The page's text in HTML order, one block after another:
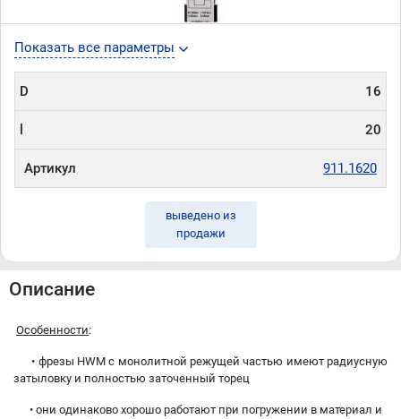
Показать все параметры
D 16
20
Артикул 911.1620
выведено из
продажи
Описание
Особенности:
• фрезы HWM с монолитной режущей частью имеют радиусную
затыловку и полностью заточенный торец
• они одинаково хорошо работают при погружении в материал и